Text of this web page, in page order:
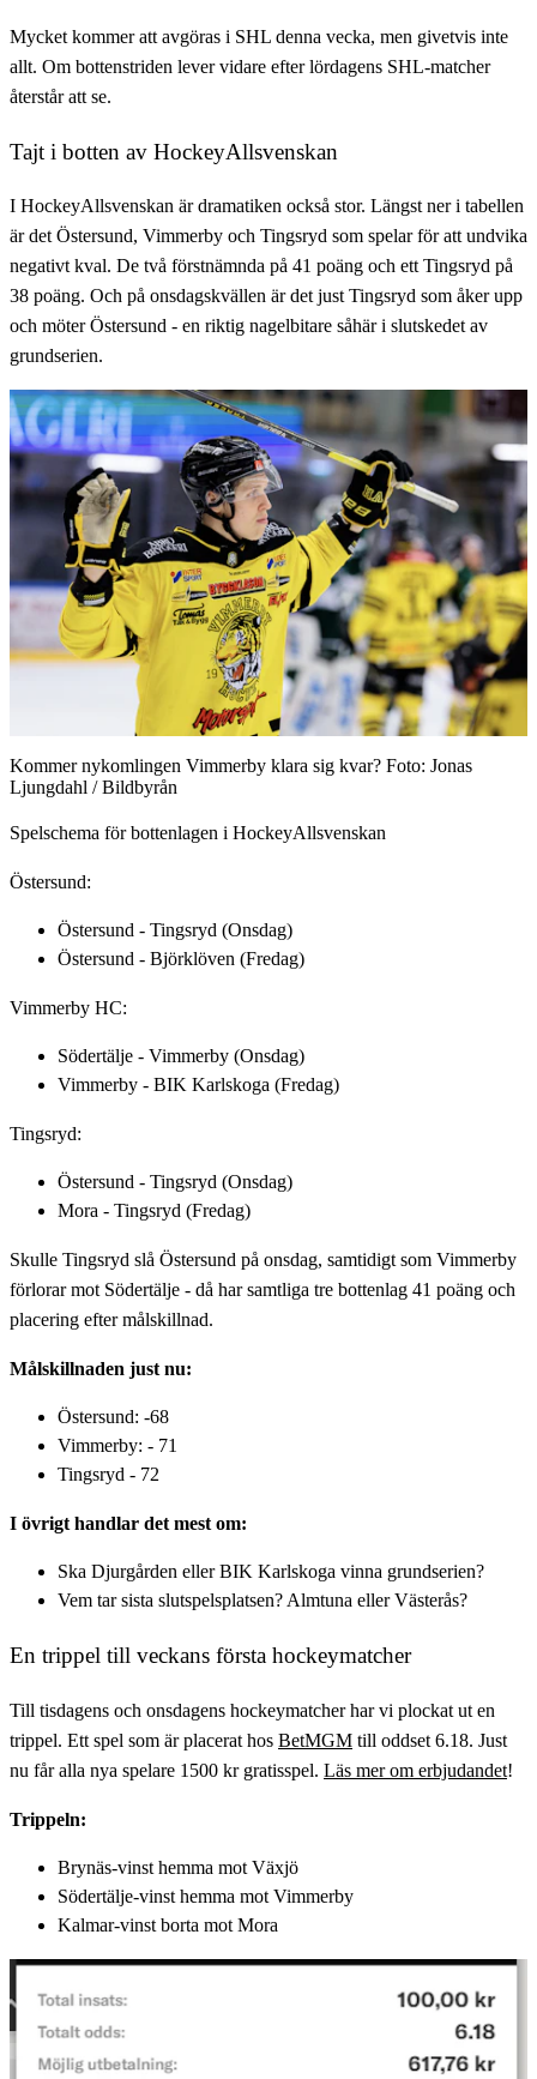
Mycket kommer att avgöras i SHL denna vecka, men givetvis inte
allt. Om bottenstriden lever vidare efter lördagens SHL-matcher
återstår att se.
Tajt i botten av HockeyAllsvenskan
I HockeyAllsvenskan är dramatiken också stor. Längst ner i tabellen
är det Östersund, Vimmerby och Tingsryd som spelar för att undvika
negativt kval. De två förstnämnda på 41 poäng och ett Tingsryd på
38 poäng. Och på onsdagskvällen är det just Tingsryd som åker upp
och möter Östersund - en riktig nagelbitare såhär i slutskedet av
grundserien.
Kommer nykomlingen Vimmerby klara sig kvar? Foto: Jonas
Ljungdahl / Bildbyrån
Spelschema för bottenlagen i HockeyAllsvenskan
Östersund:
Östersund - Tingsryd (Onsdag)
Östersund - Björklöven (Fredag)
Vimmerby HC:
Södertälje - Vimmerby (Onsdag)
Vimmerby - BIK Karlskoga (Fredag)
Tingsryd:
Östersund - Tingsryd (Onsdag)
Mora - Tingsryd (Fredag)
Skulle Tingsryd slå Östersund på onsdag, samtidigt som Vimmerby
förlorar mot Södertälje - då har samtliga tre bottenlag 41 poäng och
placering efter målskillnad.
Målskillnaden just nu:
Östersund: -68
Vimmerby: - 71
Tingsryd - 72
I övrigt handlar det mest om:
Ska Djurgården eller BIK Karlskoga vinna grundserien?
Vem tar sista slutspelsplatsen? Almtuna eller Västerås?
En trippel till veckans första hockeymatcher
Till tisdagens och onsdagens hockeymatcher har vi plockat ut en
trippel. Ett spel som är placerat hos BetMGM till oddset 6.18. Just
nu får alla nya spelare 1500 kr gratisspel. Läs mer om erbjudandet!
Trippeln:
Brynäs-vinst hemma mot Växjö
Södertälje-vinst hemma mot Vimmerby
Kalmar-vinst borta mot Mora